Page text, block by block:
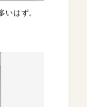
いはず。